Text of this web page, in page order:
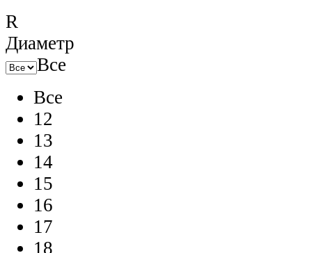
R
Диаметр
Все
Все
12
13
14
15
16
17
18